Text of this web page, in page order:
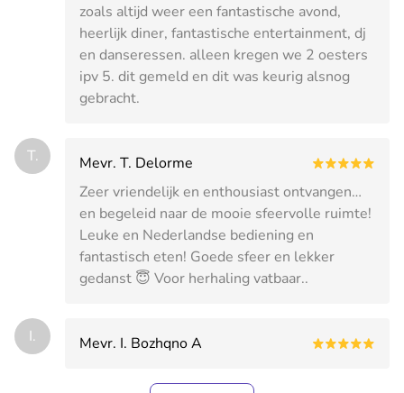
zoals altijd weer een fantastische avond,
heerlijk diner, fantastische entertainment, dj
en danseressen. alleen kregen we 2 oesters
ipv 5. dit gemeld en dit was keurig alsnog
gebracht.
T.
Mevr. T. Delorme
Zeer vriendelijk en enthousiast ontvangen…
en begeleid naar de mooie sfeervolle ruimte!
Leuke en Nederlandse bediening en
fantastisch eten! Goede sfeer en lekker
gedanst 😇 Voor herhaling vatbaar..
I. Mevr. I. Bozhqno A